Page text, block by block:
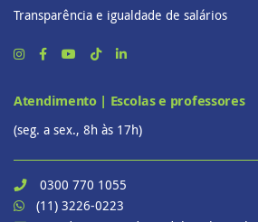
Transparência e igualdade de salários
Atendimento | Escolas e professores
(seg. a sex., 8h às 17h)
0300 770 1055
(11) 3226-0223